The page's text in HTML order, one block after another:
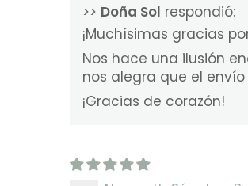
>> Doña Sol respondió:
¡Muchísimas gracias
Nos hace una ilusión
nos alegra que el
¡Gracias de corazón!